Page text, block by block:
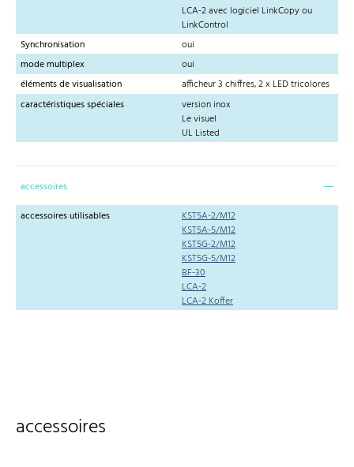
LCA-2 avec logiciel LinkCopy ou
LinkControl
Synchronisation
oui
mode multiplex
oui
éléments de visualisation
afficheur 3 chiffres, 2 x LED tricolores
caractéristiques spéciales
version inox
Le visuel
UL Listed
accessoires
accessoires utilisables
KST5A-2/M12
KST5A-5/M12
KST5G-2/M12
KST5G-5/M12
BF-30
LCA-2
LCA-2 Koffer
accessoires